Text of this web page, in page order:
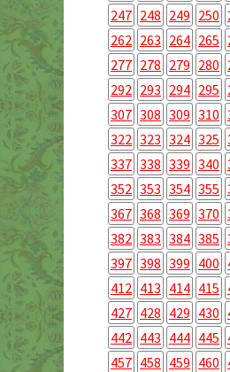
247 248 249 250
262 263 264 265
277 278 279 280
292 293 294 295
307 308 309 310
322 323 324 325
337 338 339 340
352 353 354 355
367 368 369 370
382 383 384 385
397 398 399 400
412 413 414 415
427 428 429 430
442 443 444 445
457 458 459 460